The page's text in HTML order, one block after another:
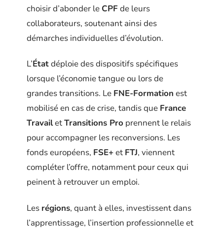
choisir d’abonder le CPFde leurs
collaborateurs, soutenant ainsi des
démarches individuelles d’évolution.
L’Étatdéploie des dispositifs spécifiques
lorsque l’économie tangue ou lors de
grandes transitions. Le FNE-Formation est
mobilisé en cas de crise, tandis que France
TravailetTransitions Pro prennent le relais
pour accompagner les reconversions. Les
fonds européens, FSE+et FTJ, viennent
compléter l’offre, notamment pour ceux qui
peinent à retrouver un emploi.
Les régions, quant à elles, investissent dans
l’apprentissage, l’insertion professionnelle et